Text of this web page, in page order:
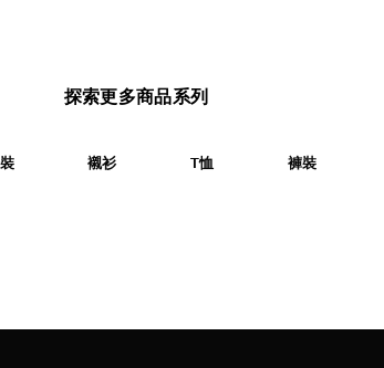
探索更多商品系列
襯衫 T恤 褲裝